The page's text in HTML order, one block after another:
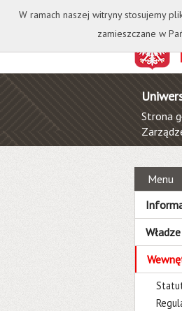
Strona
Menu
W ramach naszej witryny stosujemy
zamieszczane w